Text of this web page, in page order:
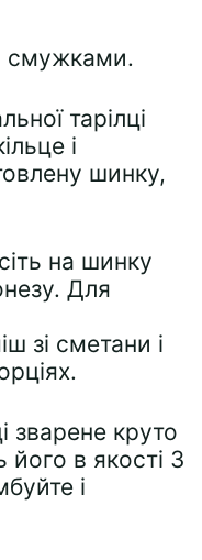
смужками.
тарілці
і
шинку,
на шинку
Для
зі сметани і
зварене круто
його в якості 3
і